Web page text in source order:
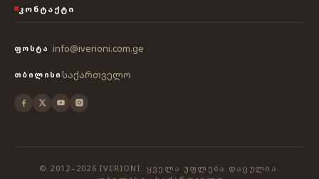
ᲙᲝᲜᲢᲐᲥᲢᲘ
ᲤᲝᲡᲢᲐ info@iverioni.com.ge
ᲗᲑᲘᲚᲘᲡᲘ საქართველო
© 2012–2026 IVERIONI. ᲧᲕᲔᲚᲐ ᲣᲤᲚᲔᲑᲐ ᲓᲐᲪᲣᲚᲘᲐ.